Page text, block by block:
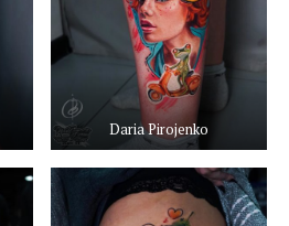
Daria Pirojenko